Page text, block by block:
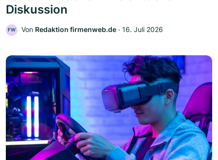
Diskussion
FW Von Redaktion firmenweb.de ‧ 16. Juli 2026